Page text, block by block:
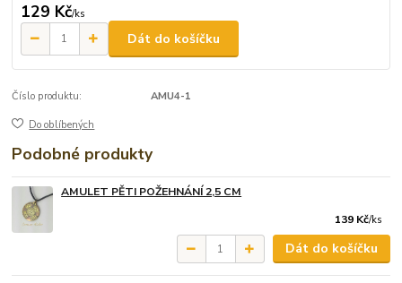
129 Kč/ks
Dát do košíčku
Číslo produktu: AMU4-1
Do oblíbených
Podobné produkty
AMULET PĚTI POŽEHNÁNÍ 2,5 CM
139 Kč/ks
Dát do košíčku